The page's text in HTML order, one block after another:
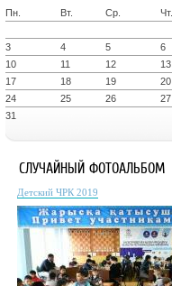
Пн. Вт. Ср. Чт.
3
4 5 6
10
11 12 13
17
18 19 20
24
25 26 27
31
СЛУЧАЙНЫЙ ФОТОАЛЬБОМ
Детский ЧРК 2019